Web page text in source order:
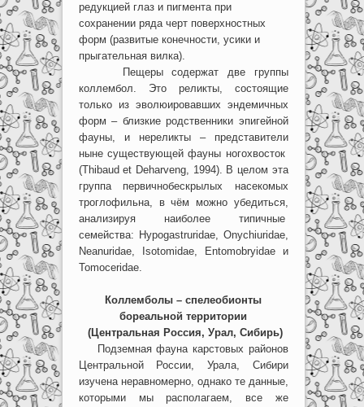
редукцией глаз и пигмента при
сохранении ряда черт поверхностных
форм (развитые конечности, усики и
прыгательная вилка).
Пещеры содержат две группы
коллембол. Это реликты, состоящие
только из эволюировавших эндемичных
форм – близкие родственники эпигейной
фауны, и нереликты – представители
ныне существующей фауны ногохвосток
(Thibaud et Deharveng, 1994). В целом эта
группа первичнобескрылых насекомых
троглофильна, в чём можно убедиться,
анализируя наиболее типичные
семейства: Hypogastruridae, Onychiuridae,
Neanuridae, Isotomidae, Entomobryidae и
Tomoceridae.
Коллемболы – спелеобионты
бореальной территории
(Центральная Россия, Урал, Сибирь)
Подземная фауна карстовых районов
Центральной России, Урала, Сибири
изучена неравномерно, однако те данные,
которыми мы располагаем, все же